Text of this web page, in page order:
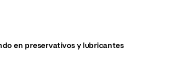
en preservativos y lubricantes